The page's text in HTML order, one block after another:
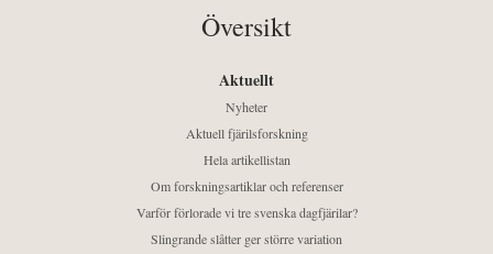
Översikt
Aktuellt
Nyheter
Aktuell fjärilsforskning
Hela artikellistan
Om forskningsartiklar och referenser
Varför förlorade vi tre svenska dagfjärilar?
Slingrande slåtter ger större variation